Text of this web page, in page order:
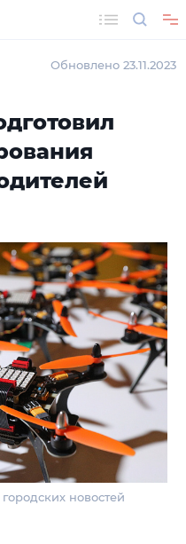
Обновлено 23.11.2023
новостей